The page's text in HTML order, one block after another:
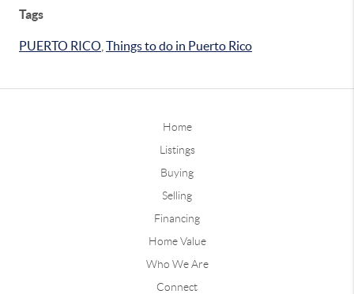
Tags
PUERTO RICO Things to do in Puerto Rico
Home
Listings
Buying
Selling
Financing
Home Value
Who We Are
Connect